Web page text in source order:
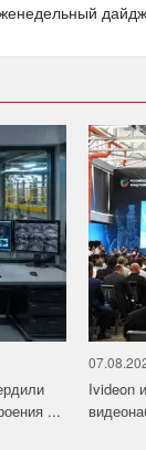
...
Ivideon